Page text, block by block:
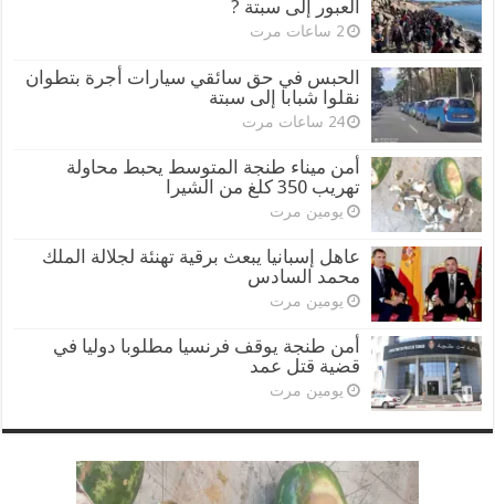
العبور إلى سبتة ?
2 ساعات مرت
الحبس في حق سائقي سيارات أجرة بتطوان
نقلوا شبابا إلى سبتة
24 ساعات مرت
أمن ميناء طنجة المتوسط يحبط محاولة
تهريب 350 كلغ من الشيرا
يومين مرت
عاهل إسبانيا يبعث برقية تهنئة لجلالة الملك
محمد السادس
يومين مرت
أمن طنجة يوقف فرنسيا مطلوبا دوليا في
قضية قتل عمد
يومين مرت